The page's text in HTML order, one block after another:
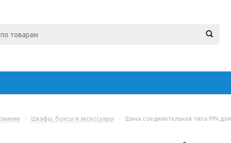
- Шкафы, боксы и аксессуары -
Шина соединительная типа PIN